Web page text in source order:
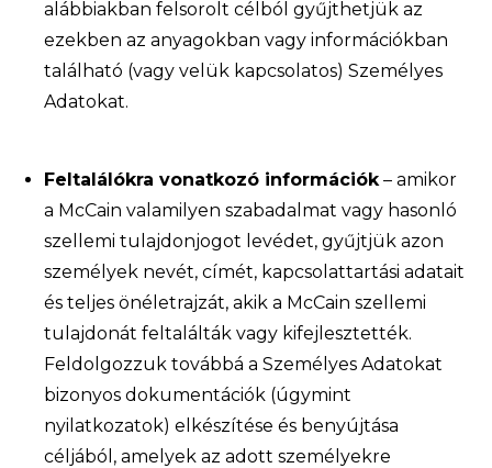
alábbiakban felsorolt célból gyűjthetjük az
ezekben az anyagokban vagy információkban
található (vagy velük kapcsolatos) Személyes
Adatokat.
Feltalálókra vonatkozó információk– amikor
a McCain valamilyen szabadalmat vagy hasonló
szellemi tulajdonjogot levédet, gyűjtjük azon
személyek nevét, címét, kapcsolattartási adatait
és teljes önéletrajzát, akik a McCain szellemi
tulajdonát feltalálták vagy kifejlesztették.
Feldolgozzuk továbbá a Személyes Adatokat
bizonyos dokumentációk (úgymint
nyilatkozatok) elkészítése és benyújtása
céljából, amelyek az adott személyekre